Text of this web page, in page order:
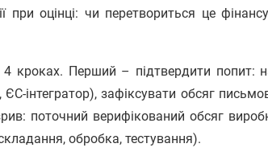
при оцінці: чи перетвориться це
кроках. Перший – підтвердити попит:
інтегратор), зафіксувати обсяг
поточний верифікований обсяг
обробка, тестування).